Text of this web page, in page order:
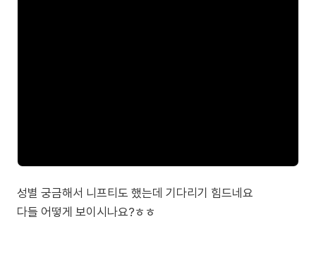
성별 궁금해서 니프티도 했는데 기다리기 힘드네요
다들 어떻게 보이시나요?ㅎㅎ